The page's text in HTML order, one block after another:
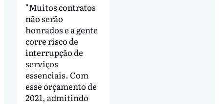
"Muitos contratos
não serão
honrados e a gente
corre risco de
interrupção de
serviços
essenciais. Com
esse orçamento de
2021, admitindo